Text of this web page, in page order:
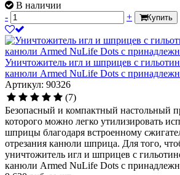
В наличии
-
+ Купить
Уничтожитель игл и шприцев с
канюли Armed NuLife Dots с
Артикул: 90326
(7)
Безопасный и компактный настольный
которого можно легко утилизировать
шприцы благодаря встроенному
отрезания канюли шприца. Для того,
уничтожитель игл и шприцев с
канюли Armed NuLife Dots с